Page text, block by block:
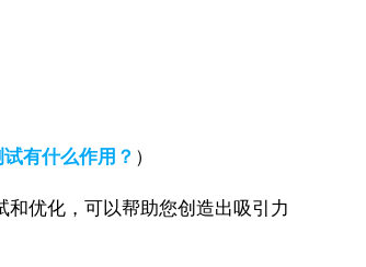
有什么作用？ ）
优化，可以帮助您创造出吸引力